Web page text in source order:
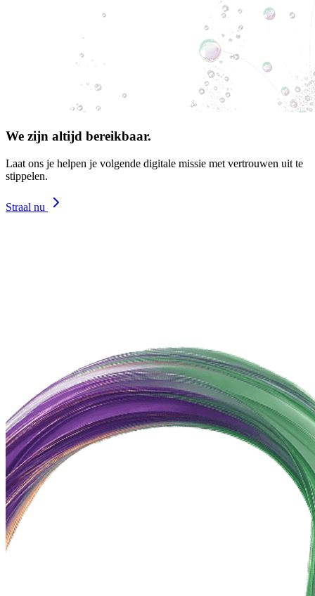
We zijn altijd bereikbaar.
Laat ons je helpen je volgende digitale missie met vertrouwen uit te
stippelen.
Straal nu